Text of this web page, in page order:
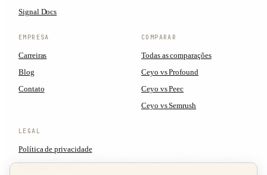
Signal Docs
EMPRESA
Carreiras
Blog
Contato
COMPARAR
Todas as comparações
Ceyo vs Profound
Ceyo vs Peec
Ceyo vs Semrush
LEGAL
Política de privacidade
Política de cookies